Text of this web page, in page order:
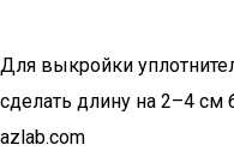
Для выкройки
сделать длину на 2–4
azlab.com